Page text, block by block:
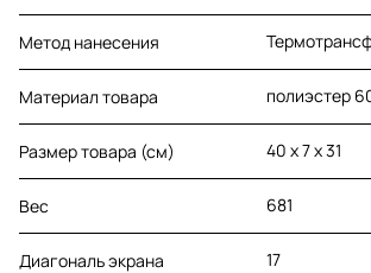
Метод нанесения
Материал товара полиэстер
Размер товара (см) 40 х 7 х 31
Вес 681
Диагональ экрана 17